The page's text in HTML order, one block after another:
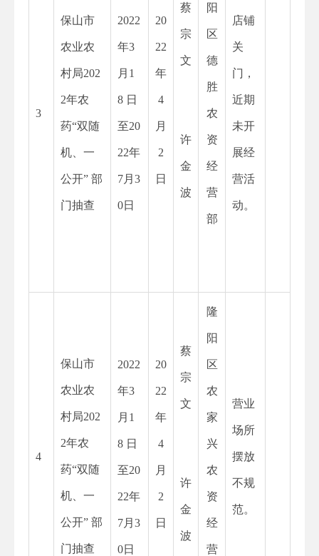
3
保山市
农业农
村局202
2年农
药“双随
机、一
公开” 部
门抽查
2022
年3
月1
8 日
至20
22年
7月3
0日
20
22
年
4
月
2
日
蔡
宗
文
许
金
波
阳
区
德
胜
农
资
经
营
部
店铺
关
门，
近期
未开
展经
营活
动。
4
保山市
农业农
村局202
2年农
药“双随
机、一
公开” 部
门抽查
2022
年3
月1
8 日
至20
22年
7月3
0日
20
22
年
4
月
2
日
蔡
宗
文
许
金
波
隆
阳
区
农
家
兴
农
资
经
营
营业
场所
摆放
不规
范。